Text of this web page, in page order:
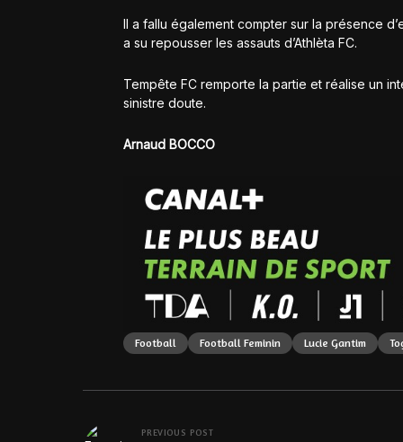
Il a fallu également compter sur la présence
a su repousser les assauts d’Athlèta FC.
Tempête FC remporte la partie et réalise un
sinistre doute.
Arnaud BOCCO
Football Football Feminin Lucie Gantim
PREVIOUS POST